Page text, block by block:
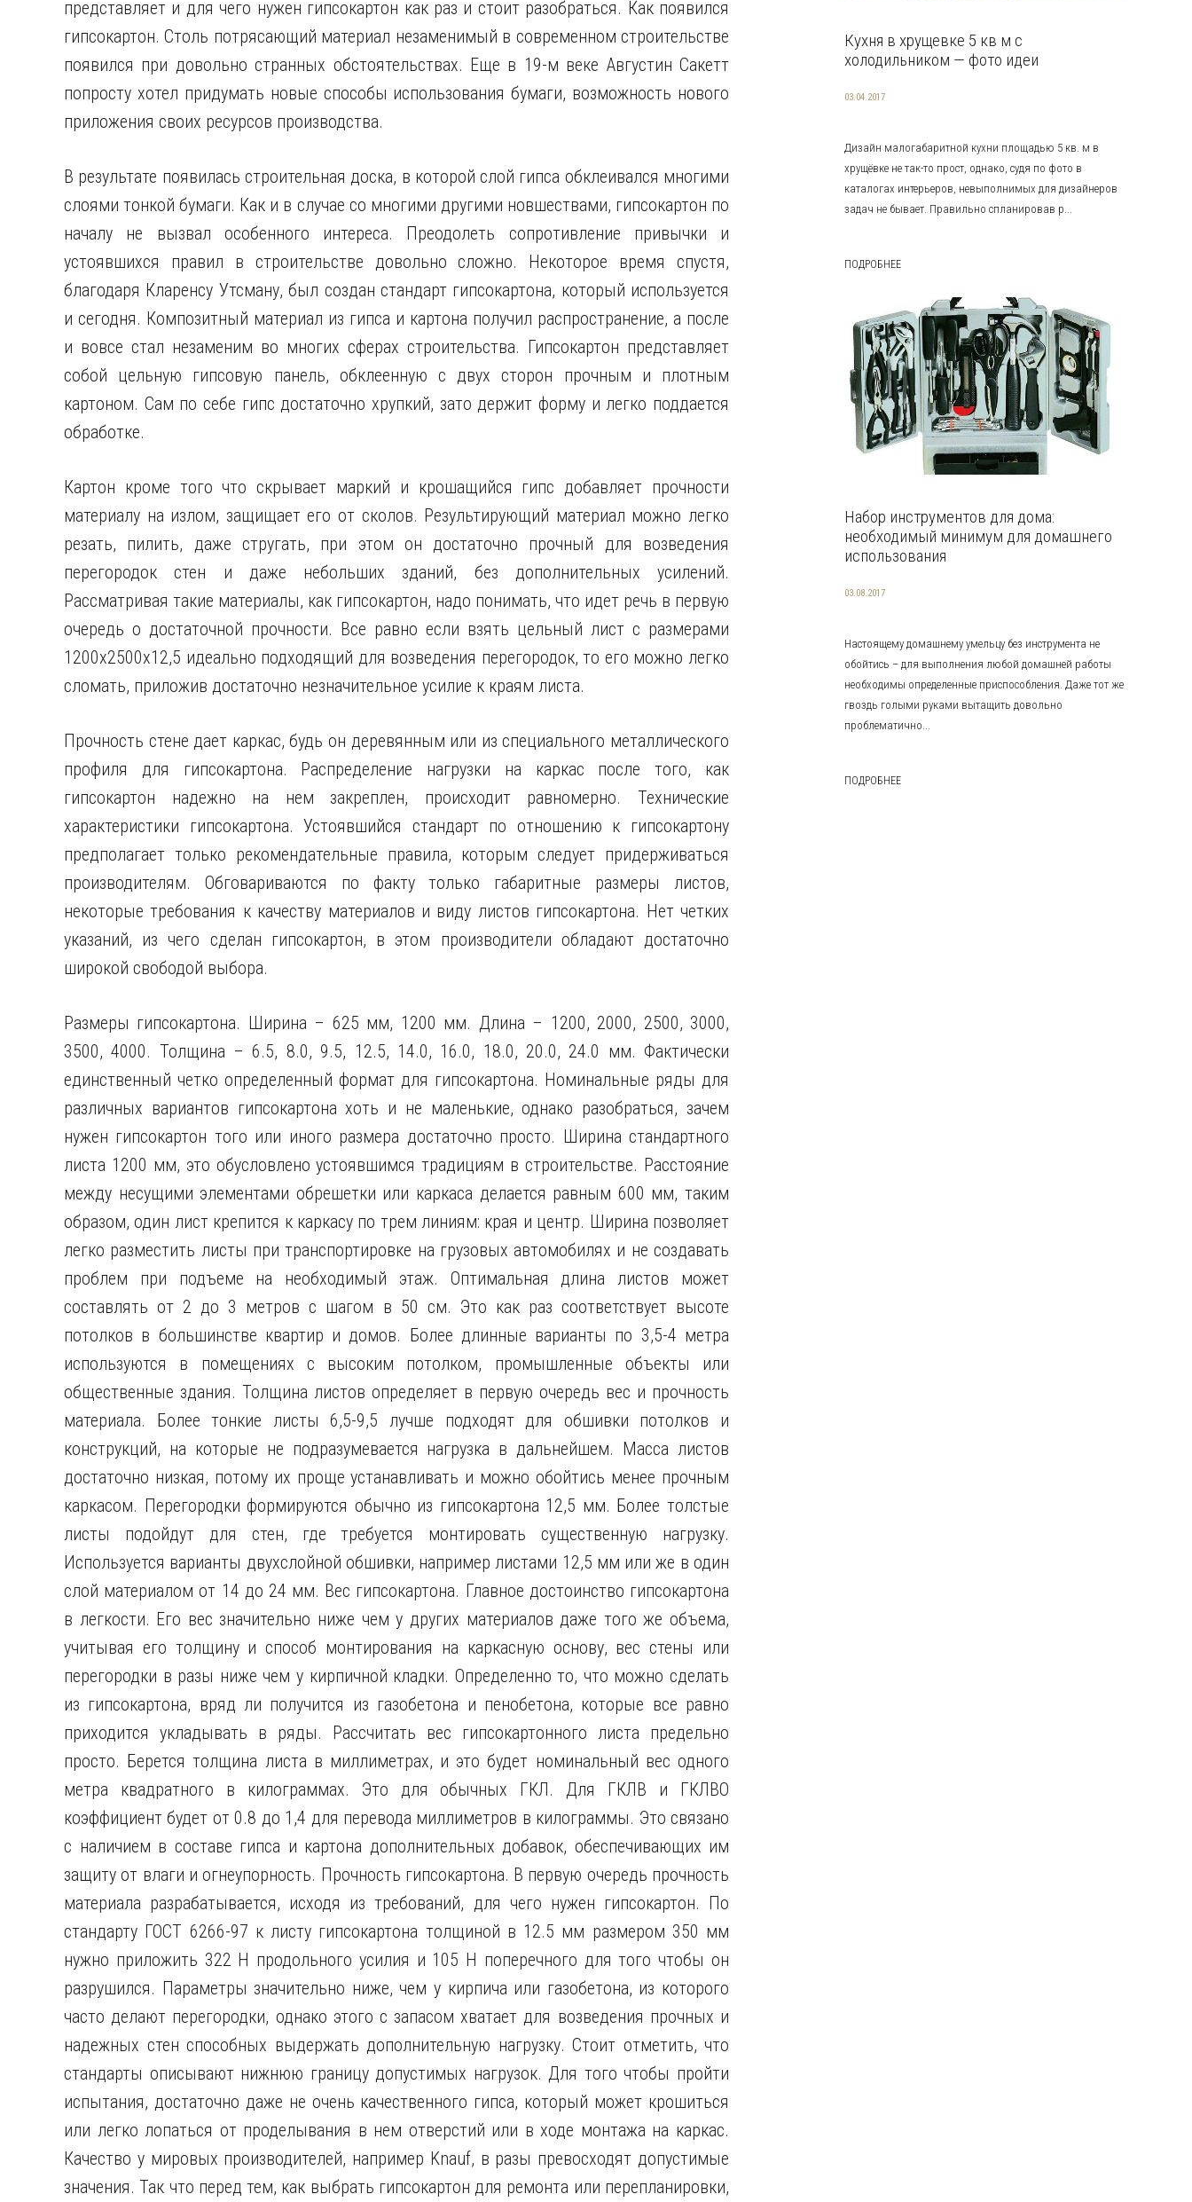
представляет и для чего нужен гипсокартон как раз и стоит разобраться. Как появился
гипсокартон. Столь потрясающий материал незаменимый в современном строительстве
появился при довольно странных обстоятельствах. Еще в 19-м веке Августин Сакетт
попросту хотел придумать новые способы использования бумаги, возможность нового
приложения своих ресурсов производства.
В результате появилась строительная доска, в которой слой гипса обклеивался многими
слоями тонкой бумаги. Как и в случае со многими другими новшествами, гипсокартон по
началу не вызвал особенного интереса. Преодолеть сопротивление привычки и
устоявшихся правил в строительстве довольно сложно. Некоторое время спустя,
благодаря Кларенсу Утсману, был создан стандарт гипсокартона, который используется
и сегодня. Композитный материал из гипса и картона получил распространение, а после
и вовсе стал незаменим во многих сферах строительства. Гипсокартон представляет
собой цельную гипсовую панель, обклеенную с двух сторон прочным и плотным
картоном. Сам по себе гипс достаточно хрупкий, зато держит форму и легко поддается
обработке.
Картон кроме того что скрывает маркий и крошащийся гипс добавляет прочности
материалу на излом, защищает его от сколов. Результирующий материал можно легко
резать, пилить, даже стругать, при этом он достаточно прочный для возведения
перегородок стен и даже небольших зданий, без дополнительных усилений.
Рассматривая такие материалы, как гипсокартон, надо понимать, что идет речь в первую
очередь о достаточной прочности. Все равно если взять цельный лист с размерами
1200х2500х12,5 идеально подходящий для возведения перегородок, то его можно легко
сломать, приложив достаточно незначительное усилие к краям листа.
Прочность стене дает каркас, будь он деревянным или из специального металлического
профиля для гипсокартона. Распределение нагрузки на каркас после того, как
гипсокартон надежно на нем закреплен, происходит равномерно. Технические
характеристики гипсокартона. Устоявшийся стандарт по отношению к гипсокартону
предполагает только рекомендательные правила, которым следует придерживаться
производителям. Обговариваются по факту только габаритные размеры листов,
некоторые требования к качеству материалов и виду листов гипсокартона. Нет четких
указаний, из чего сделан гипсокартон, в этом производители обладают достаточно
широкой свободой выбора.
Размеры гипсокартона. Ширина – 625 мм, 1200 мм. Длина – 1200, 2000, 2500, 3000,
3500, 4000. Толщина – 6.5, 8.0, 9.5, 12.5, 14.0, 16.0, 18.0, 20.0, 24.0 мм. Фактически
единственный четко определенный формат для гипсокартона. Номинальные ряды для
различных вариантов гипсокартона хоть и не маленькие, однако разобраться, зачем
нужен гипсокартон того или иного размера достаточно просто. Ширина стандартного
листа 1200 мм, это обусловлено устоявшимся традициям в строительстве. Расстояние
между несущими элементами обрешетки или каркаса делается равным 600 мм, таким
образом, один лист крепится к каркасу по трем линиям: края и центр. Ширина позволяет
легко разместить листы при транспортировке на грузовых автомобилях и не создавать
проблем при подъеме на необходимый этаж. Оптимальная длина листов может
составлять от 2 до 3 метров с шагом в 50 см. Это как раз соответствует высоте
потолков в большинстве квартир и домов. Более длинные варианты по 3,5-4 метра
используются в помещениях с высоким потолком, промышленные объекты или
общественные здания. Толщина листов определяет в первую очередь вес и прочность
материала. Более тонкие листы 6,5-9,5 лучше подходят для обшивки потолков и
конструкций, на которые не подразумевается нагрузка в дальнейшем. Масса листов
достаточно низкая, потому их проще устанавливать и можно обойтись менее прочным
каркасом. Перегородки формируются обычно из гипсокартона 12,5 мм. Более толстые
листы подойдут для стен, где требуется монтировать существенную нагрузку.
Используется варианты двухслойной обшивки, например листами 12,5 мм или же в один
слой материалом от 14 до 24 мм. Вес гипсокартона. Главное достоинство гипсокартона
в легкости. Его вес значительно ниже чем у других материалов даже того же объема,
учитывая его толщину и способ монтирования на каркасную основу, вес стены или
перегородки в разы ниже чем у кирпичной кладки. Определенно то, что можно сделать
из гипсокартона, вряд ли получится из газобетона и пенобетона, которые все равно
приходится укладывать в ряды. Рассчитать вес гипсокартонного листа предельно
просто. Берется толщина листа в миллиметрах, и это будет номинальный вес одного
метра квадратного в килограммах. Это для обычных ГКЛ. Для ГКЛВ и ГКЛВО
коэффициент будет от 0.8 до 1,4 для перевода миллиметров в килограммы. Это связано
с наличием в составе гипса и картона дополнительных добавок, обеспечивающих им
защиту от влаги и огнеупорность. Прочность гипсокартона. В первую очередь прочность
материала разрабатывается, исходя из требований, для чего нужен гипсокартон. По
стандарту ГОСТ 6266-97 к листу гипсокартона толщиной в 12.5 мм размером 350 мм
нужно приложить 322 Н продольного усилия и 105 Н поперечного для того чтобы он
разрушился. Параметры значительно ниже, чем у кирпича или газобетона, из которого
часто делают перегородки, однако этого с запасом хватает для возведения прочных и
надежных стен способных выдержать дополнительную нагрузку. Стоит отметить, что
стандарты описывают нижнюю границу допустимых нагрузок. Для того чтобы пройти
испытания, достаточно даже не очень качественного гипса, который может крошиться
или легко лопаться от проделывания в нем отверстий или в ходе монтажа на каркас.
Качество у мировых производителей, например Knauf, в разы превосходят допустимые
значения. Так что перед тем, как выбрать гипсокартон для ремонта или перепланировки,
Кухня в хрущевке 5 кв м с
холодильником — фото идеи
03.04.2017
Дизайн малогабаритной кухни площадью 5 кв. м в
хрущёвке не так-то прост, однако, судя по фото в
каталогах интерьеров, невыполнимых для дизайнеров
задач не бывает. Правильно спланировав р...
ПОДРОБНЕЕ
Набор инструментов для дома:
необходимый минимум для домашнего
использования
03.08.2017
Настоящему домашнему умельцу без инструмента не
обойтись – для выполнения любой домашней работы
необходимы определенные приспособления. Даже тот же
гвоздь голыми руками вытащить довольно
проблематично...
ПОДРОБНЕЕ